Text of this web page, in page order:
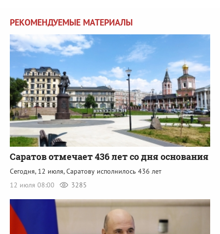
РЕКОМЕНДУЕМЫЕ МАТЕРИАЛЫ
Саратов отмечает 436 лет со дня основания
Сегодня, 12 июля, Саратову исполнилось 436 лет
12 июля 08:00
3285